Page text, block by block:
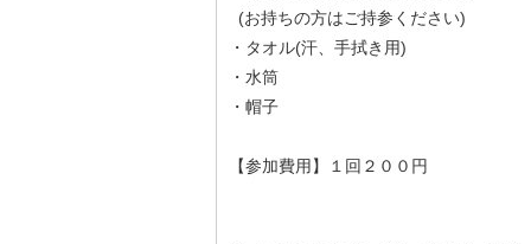
(お持ちの方はご持参ください)
・タオル(汗、手拭き用)
・水筒
・帽子
【参加費用】１回２００円